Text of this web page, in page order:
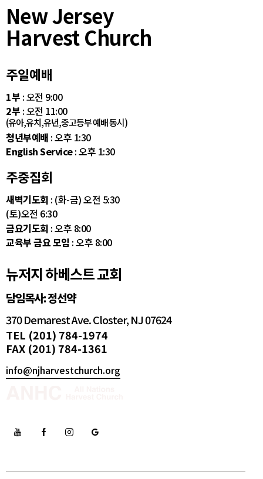
New Jersey
Harvest Church
주일예배
1부 : 오전 9:00
2부 : 오전 11:00
(유아,유치,유년,중고등부 예배 동시)
청년부예배 : 오후 1:30
English Service: 오후 1:30
주중집회
새벽기도회 : (화-금) 오전 5:30
(토)오전 6:30
금요기도회 : 오후 8:00
교육부 금요 모임 : 오후 8:00
뉴저지 하베스트 교회
담임목사: 정선약
370 Demarest Ave. Closter, NJ 07624
TEL (201) 784-1974
FAX (201) 784-1361
info@njharvestchurch.org